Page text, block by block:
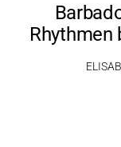
Rhythmen